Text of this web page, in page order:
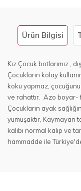
Ürün Bilgisi
Kız Çocuk botlarımız ,
Çocukların kolay
koku yapmaz,
ve rahattır. Azo boyar-
Çocukların ayak
yumuşaktır, Kaymayan
kalıbı normal kalıp ve
hammadde ile